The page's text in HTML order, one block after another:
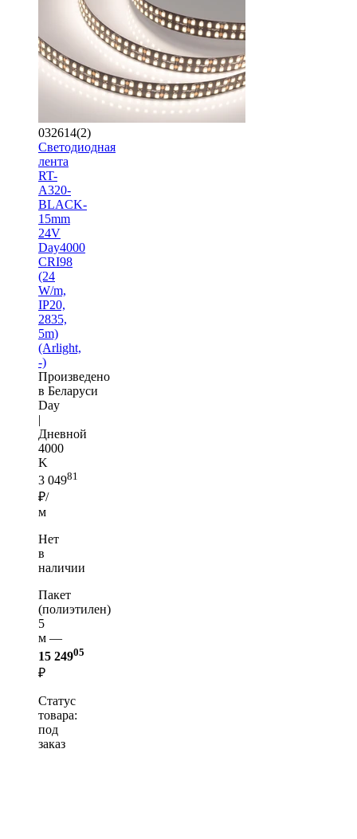
032614(2)
Светодиодная
лента
RT-
A320-
BLACK-
15mm
24V
Day4000
CRI98
(24
W/m,
IP20,
2835,
5m)
(Arlight,
-)
Произведено
в Беларуси
Day
|
Дневной
4000
K
3 04981
₽/
м
Нет
в
наличии
Пакет
(полиэтилен)
5
м —
15 24905
₽
Статус
товара:
под
заказ